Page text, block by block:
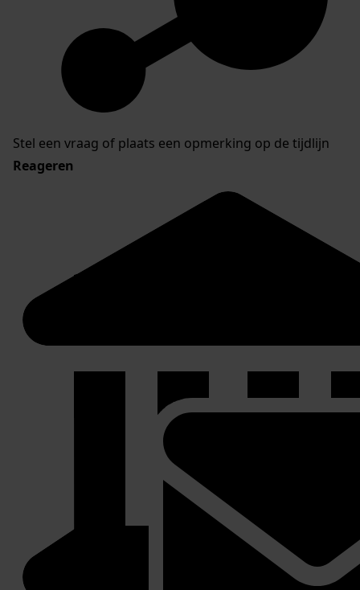
Stel een vraag of plaats een opmerking op de tijdlijn
Reageren